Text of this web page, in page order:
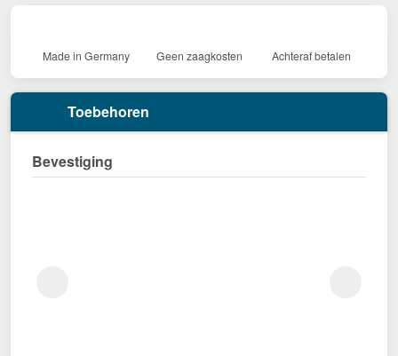
Made in Germany Geen zaagkosten Achteraf betalen
Toebehoren
Bevestiging